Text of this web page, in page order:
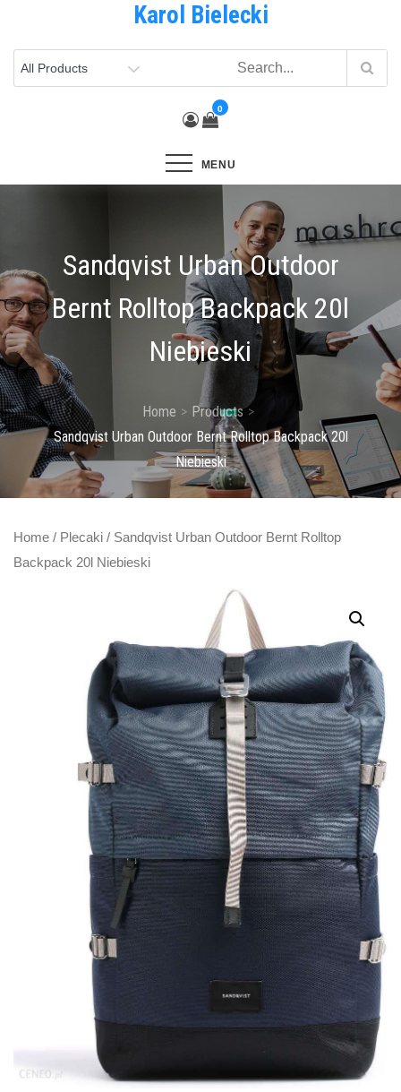
content
Karol Bielecki
0
MENU
Sandqvist Urban Outdoor
Bernt Rolltop Backpack 20l
Niebieski
Home
Products
Sandqvist Urban Outdoor Bernt Rolltop Backpack 20l
Niebieski
Home / Plecaki / Sandqvist Urban Outdoor Bernt Rolltop
Backpack 20l Niebieski